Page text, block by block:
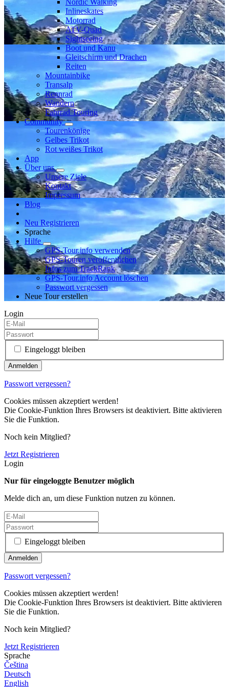
Nordic Walking
Inlineskates
Motorrad
ATV-Quad
Sightseeing
Boot und Kanu
Gleitschirm und Drachen
Reiten
Mountainbike
Transalp
Rennrad
Wandern
Fahrrad Touring
Community
Tourenkönige
Gelbes Trikot
Rot weißes Trikot
App
Über uns
Unsere Ziele
Kontakt
Impressum
Blog
Neu Registrieren
Sprache
Hilfe
GPS-Tour.info verwenden
GPS-Touren veröffentlichen
Infos zum TrackRank
GPS-Tour.info Account löschen
Passwort vergessen
Neue Tour erstellen
Login
Eingeloggt bleiben
Passwort vergessen?
Cookies müssen akzeptiert werden!
Die Cookie-Funktion Ihres Browsers ist deaktiviert. Bitte aktivieren
Sie die Funktion.
Noch kein Mitglied?
Jetzt Registrieren
Login
Nur für eingeloggte Benutzer möglich
Melde dich an, um diese Funktion nutzen zu können.
Eingeloggt bleiben
Passwort vergessen?
Cookies müssen akzeptiert werden!
Die Cookie-Funktion Ihres Browsers ist deaktiviert. Bitte aktivieren
Sie die Funktion.
Noch kein Mitglied?
Jetzt Registrieren
Sprache
Čeština
Deutsch
English